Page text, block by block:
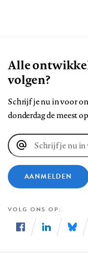
Alle
volgen?
Schrijf je nu in voor
donderdag de meest
E-
mailadres
AANMELDEN
VOLG ONS OP
ons
ons
ons